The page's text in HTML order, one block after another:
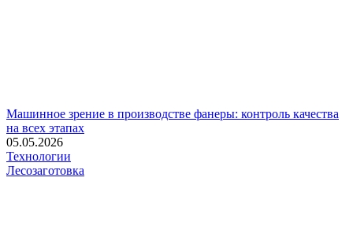
Машинное зрение в производстве фанеры: контроль качества
на всех этапах
05.05.2026
Технологии
Лесозаготовка